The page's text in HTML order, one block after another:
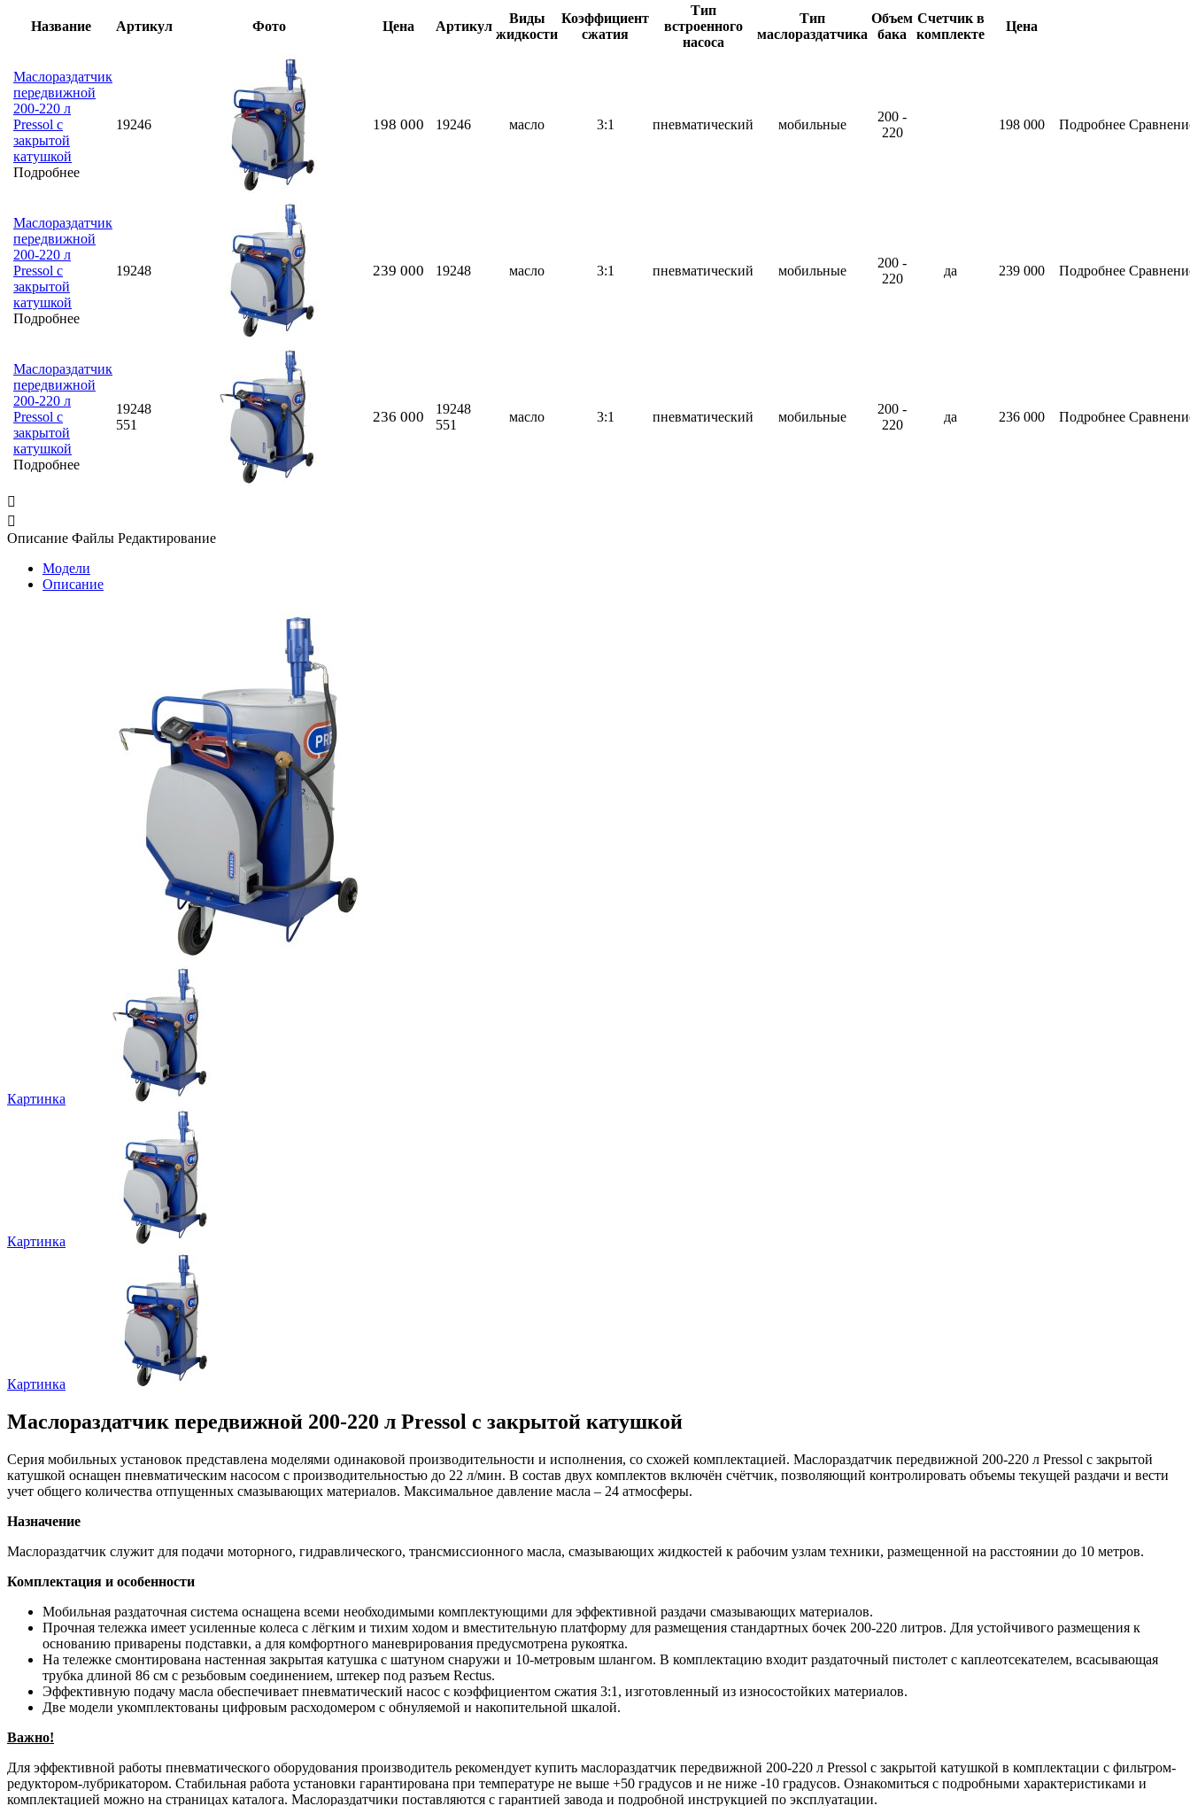
Название Артикул Фото Цена Артикул
Виды
жидкости
Коэффициент
сжатия
Тип
встроенного
насоса
Тип
маслораздатчика
Объем
бака
Счетчик в
комплекте
Цена
Маслораздатчик
передвижной
200-220 л
Pressol с
закрытой
катушкой
Подробнее
19246 198 000 19246 масло 3:1 пневматический мобильные
200 -
220
198 000 Подробнее
Маслораздатчик
передвижной
200-220 л
Pressol с
закрытой
катушкой
Подробнее
19248 239 000 19248 масло 3:1 пневматический мобильные
200 -
220
да 239 000 Подробнее
Маслораздатчик
передвижной
200-220 л
Pressol с
закрытой
катушкой
Подробнее
19248
551
236 000
19248
551
масло 3:1 пневматический мобильные
200 -
220
да 236 000 Подробнее


Описание Файлы Редактирование
Модели
Описание
Картинка
Картинка
Картинка
Маслораздатчик передвижной 200-220 л Pressol с закрытой катушкой
Серия мобильных установок представлена моделями одинаковой производительности и исполнения, со схожей комплектацией. Маслораздатчик передвижной 200-220 л Pressol с закрытой
катушкой оснащен пневматическим насосом с производительностью до 22 л/мин. В состав двух комплектов включён счётчик, позволяющий контролировать объемы текущей раздачи и вести
учет общего количества отпущенных смазывающих материалов. Максимальное давление масла – 24 атмосферы.
Назначение
Маслораздатчик служит для подачи моторного, гидравлического, трансмиссионного масла, смазывающих жидкостей к рабочим узлам техники, размещенной на расстоянии до 10 метров.
Комплектация и особенности
Мобильная раздаточная система оснащена всеми необходимыми комплектующими для эффективной раздачи смазывающих материалов.
Прочная тележка имеет усиленные колеса с лёгким и тихим ходом и вместительную платформу для размещения стандартных бочек 200-220 литров. Для устойчивого размещения к
основанию приварены подставки, а для комфортного маневрирования предусмотрена рукоятка.
На тележке смонтирована настенная закрытая катушка с шатуном снаружи и 10-метровым шлангом. В комплектацию входит раздаточный пистолет с каплеотсекателем, всасывающая
трубка длиной 86 см с резьбовым соединением, штекер под разъем Rectus.
Эффективную подачу масла обеспечивает пневматический насос с коэффициентом сжатия 3:1, изготовленный из износостойких материалов.
Две модели укомплектованы цифровым расходомером с обнуляемой и накопительной шкалой.
Важно!
Для эффективной работы пневматического оборудования производитель рекомендует купить маслораздатчик передвижной 200-220 л Pressol с закрытой катушкой в комплектации с фильтром-
редуктором-лубрикатором. Стабильная работа установки гарантирована при температуре не выше +50 градусов и не ниже -10 градусов. Ознакомиться с подробными характеристиками и
комплектацией можно на страницах каталога. Маслораздатчики поставляются с гарантией завода и подробной инструкцией по эксплуатации.